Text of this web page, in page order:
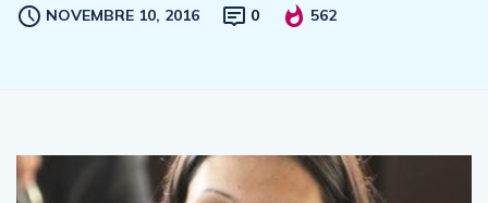
NOVEMBRE 10, 2016 0 562